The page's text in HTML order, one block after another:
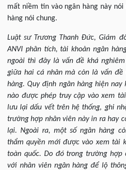
mất niềm tin vào ngân hàng này
hàng nói chung.
Luật sư Trương Thanh Đức, Giám
ANVI phân tích, tài khoản ngân
ngoài thì đây là vấn đề khá
giữa hai cá nhân mà còn là vấn đề
hàng. Quy định ngân hàng hiện nay
nào được phép truy cập vào xem
lưu lại dấu vết trên hệ thống, ghi
trường hợp nhân viên này in ra hay
lại. Ngoài ra, một số ngân hàng
thẩm quyền mới được vào xem tài
toàn quốc. Do đó trong trường hợp
với nhân viên ngân hàng để lộ